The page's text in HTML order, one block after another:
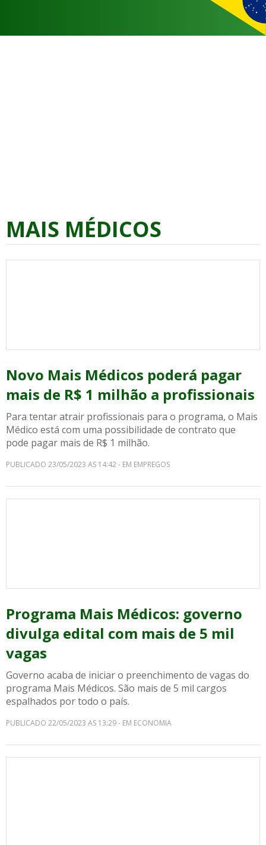
MAIS MÉDICOS
Novo Mais Médicos poderá pagar
mais de R$ 1 milhão a profissionais
Para tentar atrair profissionais para o programa, o Mais
Médico está com uma possibilidade de contrato que
pode pagar mais de R$ 1 milhão.
PUBLICADO 23/05/2023 AS 14:42 - EM EMPREGOS
Programa Mais Médicos: governo
divulga edital com mais de 5 mil
vagas
Governo acaba de iniciar o preenchimento de vagas do
programa Mais Médicos. São mais de 5 mil cargos
espalhados por todo o país.
PUBLICADO 22/05/2023 AS 13:29 - EM ECONOMIA